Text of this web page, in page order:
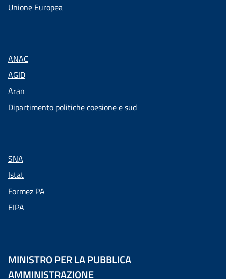
Unione Europea
ANAC
AGID
Aran
Dipartimento politiche coesione e sud
SNA
Istat
Formez PA
EIPA
MINISTRO PER LA PUBBLICA
AMMINISTRAZIONE